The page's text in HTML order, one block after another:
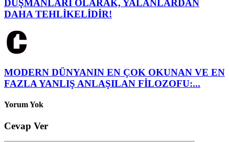
DÜŞMANLARI OLARAK, YALANLARDAN
DAHA TEHLİKELİDİR!
MODERN DÜNYANIN EN ÇOK OKUNAN VE EN
FAZLA YANLIŞ ANLAŞILAN FİLOZOFU:...
Yorum Yok
Cevap Ver